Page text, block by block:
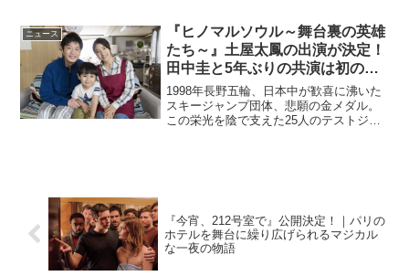
ニュース
『ヒノマルソウル～舞台裏の英雄
たち～』土屋太鳳の出演が決定！
田中圭と5年ぶりの共演は初の夫
婦役
1998年長野五輪、日本中が歓喜に沸いた
スキージャンプ団体、悲願の金メダル。
この栄光を陰で支えた25人のテストジャ
『今宵、212号室で』公開決定！｜パリの
ホテルを舞台に繰り広げられるマジカル
な一夜の物語